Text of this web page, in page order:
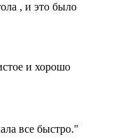
, и это было
и хорошо
все быстро."